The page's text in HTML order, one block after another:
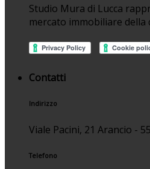
Studio Mura di Lucca
mercato immobiliare della
Contatti
Indirizzo
Viale Pacini, 21 Arancio -
Telefono